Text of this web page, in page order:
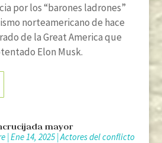
por los “barones ladrones”
norteamericano de hace
de la Great America que
Elon Musk.
mayor
|Ene 14, 2025|Actores del conflicto